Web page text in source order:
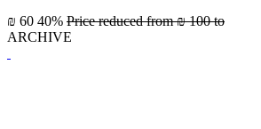
₪ 60 40% Price reduced from₪ 100 to
ARCHIVE